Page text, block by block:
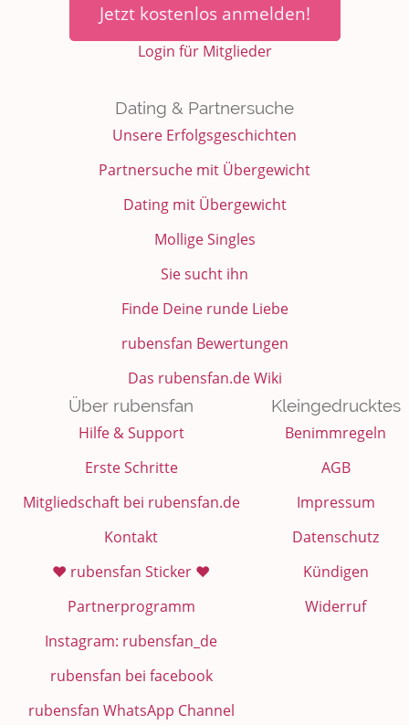
Jetzt kostenlos anmelden!
Login für Mitglieder
Dating & Partnersuche
Unsere Erfolgsgeschichten
Partnersuche mit Übergewicht
Dating mit Übergewicht
Mollige Singles
Sie sucht ihn
Finde Deine runde Liebe
rubensfan Bewertungen
Das rubensfan.de Wiki
Über rubensfan
Hilfe & Support
Erste Schritte
Mitgliedschaft bei rubensfan.de
Kontakt
❤️ rubensfan Sticker ❤️
Partnerprogramm
Instagram: rubensfan_de
rubensfan bei facebook
rubensfan WhatsApp Channel
Kleingedrucktes
Benimmregeln
AGB
Impressum
Datenschutz
Kündigen
Widerruf